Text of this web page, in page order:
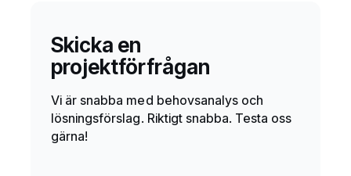
Skicka en
projektförfrågan
Vi är snabba med behovsanalys och
lösningsförslag. Riktigt snabba. Testa oss
gärna!